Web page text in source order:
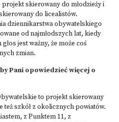
projekt skierowany do młodzieży i
do licealistów.
dziennikarstwa obywatelskiego
od najmłodszych lat, kiedy
jest ważny, że może coś
zmian.
Pani opowiedzieć więcej o
to projekt skierowany
też szkół z okolicznych powiatów.
z Punktem 11, z